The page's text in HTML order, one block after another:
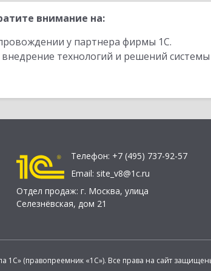
внимание на:
у партнера фирмы 1С.
технологий и решений
Телефон: +7 (495) 737-92-57
Email: site_v8@1c.ru
Отдел продаж: г. Москва, улица
Селезнёвская, дом 21
1С» (правопреемник «1С»). Все права на сайт